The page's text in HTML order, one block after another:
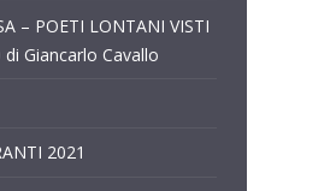
– POETI LONTANI VISTI
di Giancarlo Cavallo
2021